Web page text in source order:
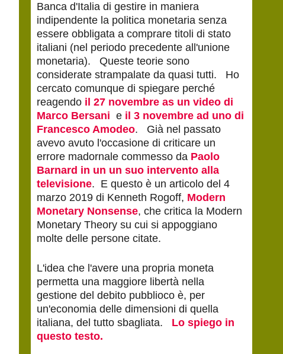
Banca d'Italia di gestire in maniera
indipendente la politica monetaria senza
essere obbligata a comprare titoli di stato
italiani (nel periodo precedente all'unione
monetaria). Queste teorie sono
considerate strampalate da quasi tutti. Ho
cercato comunque di spiegare perché
reagendo il 27 novembre as un video di
Marco Bersani e il 3 novembre ad uno di
Francesco Amodeo. Già nel passato
avevo avuto l'occasione di criticare un
errore madornale commesso da Paolo
Barnard in un un suo intervento alla
televisione. E questo è un articolo del 4
marzo 2019 di Kenneth Rogoff, Modern
Monetary Nonsense, che critica la Modern
Monetary Theory su cui si appoggiano
molte delle persone citate.
L'idea che l'avere una propria moneta
permetta una maggiore libertà nella
gestione del debito pubblioco è, per
un'economia delle dimensioni di quella
italiana, del tutto sbagliata. Lo spiego in
questo testo.